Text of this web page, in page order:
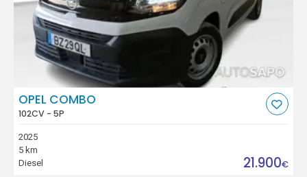
OPEL COMBO
102CV - 5P
2025
5 km
Diesel
21.900€